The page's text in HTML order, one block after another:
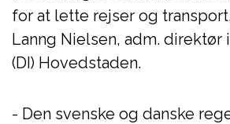
for at lette rejser og
Lanng Nielsen, adm. direktør
(DI) Hovedstaden.
- Den svenske og danske